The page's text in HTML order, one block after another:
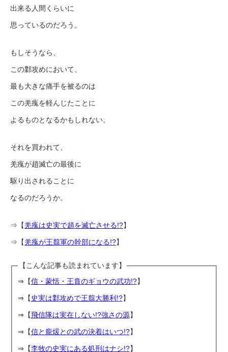
出来る人間くらいに
思っているのだろう。
もしそうなら、
この鄴攻めにおいて、
最も大きな痛手を被るのは
この羌瘣を軽んじたことに
よるものとなるかもしれない。
それを買われて、
羌瘣が趙滅亡の最後に
駆り出されることに
なるのだろうか。
⇒【羌瘣は史実で趙を滅亡させる!?】
⇒【羌瘣が王翦軍の幹部になる!?】
【こんな記事も読まれています】
⇒【信・蒙恬・王賁のギョウの武功!?】
⇒【 史実は鄴攻めで王翦大勝利!?】
⇒【飛信隊は実在しない!?強さの源】
⇒【信と龐煖との武の決着はいつ!?】
⇒【李牧の史実にある処刑はナシ!?】